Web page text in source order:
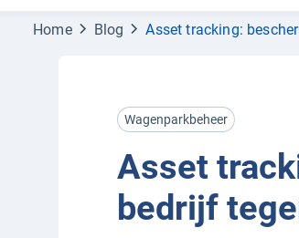
Home Blog Asset tracking:
Wagenparkbeheer
Asset
bedrijf